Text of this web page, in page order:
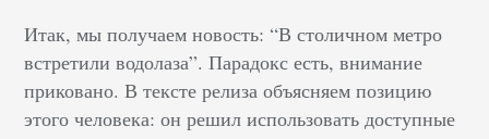
Итак, мы получаем новость: “В столичном метро
встретили водолаза”. Парадокс есть, внимание
приковано. В тексте релиза объясняем позицию
этого человека: он решил использовать доступные